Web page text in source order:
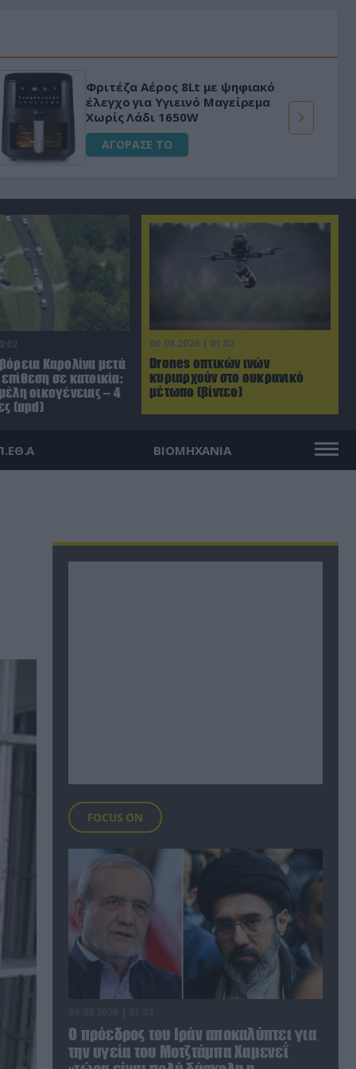
Φριτέζα Αέρος 8Lt με ψηφιακό
έλεγχο για Υγιεινό Μαγείρεμα
Χωρίς Λάδι 1650W
ΑΓΟΡΑΣΕ ΤΟ
06.08.2026 | 01:02
Drones οπτικών ινών
κυριαρχούν στο ουκρανικό
μέτωπο (βίντεο)
Καρολίνα μετά
σε κατοικία:
οικογένειας – 4
(upd)
ΒΙΟΜΗΧΑΝΙΑ
FOCUS ON
Ο πρόεδρος του Ιράν αποκαλύπτει για
την υγεία του Μοτζτάμπα Χαμενεΐ